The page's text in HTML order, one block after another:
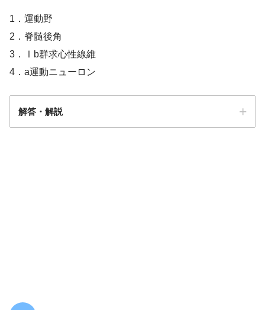
1．運動野
2．脊髄後角
3．Ⅰb群求心性線維
4．a運動ニューロン
解答・解説